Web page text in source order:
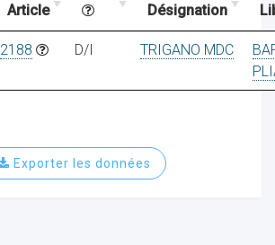
Article
Désignation
2188 D/I TRIGANO MDC
Exporter les données